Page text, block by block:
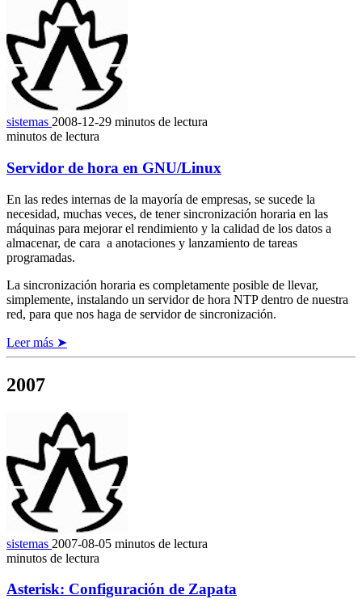
sistemas 2008-12-29 minutos de lectura
minutos de lectura
Servidor de hora en GNU/Linux
En las redes internas de la mayoría de empresas, se sucede la
necesidad, muchas veces, de tener sincronización horaria en las
máquinas para mejorar el rendimiento y la calidad de los datos a
almacenar, de cara a anotaciones y lanzamiento de tareas
programadas.
La sincronización horaria es completamente posible de llevar,
simplemente, instalando un servidor de hora NTP dentro de nuestra
red, para que nos haga de servidor de sincronización.
Leer más ➤
2007
sistemas 2007-08-05 minutos de lectura
minutos de lectura
Asterisk: Configuración de Zapata